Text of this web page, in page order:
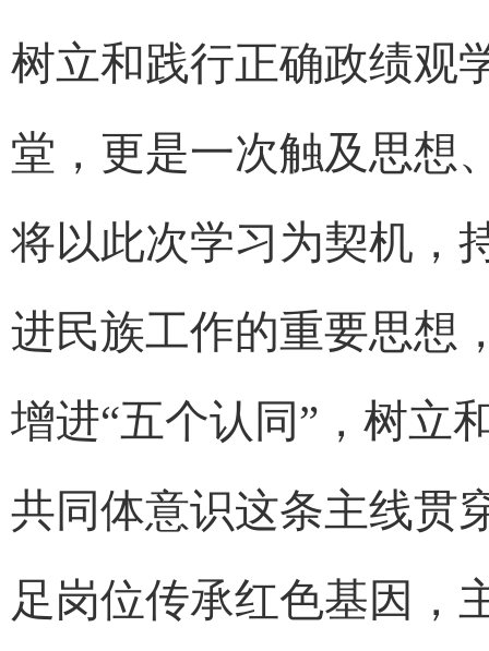
树立和践行正确政绩观
堂，更是一次触及思想
将以此次学习为契机，
进民族工作的重要思想
增进“五个认同”，树立
共同体意识这条主线贯
足岗位传承红色基因，